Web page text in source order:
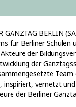
GANZTAG BERLIN
für Berliner Schulen
der
der
Team
inspiriert, vernetzt
der Berliner